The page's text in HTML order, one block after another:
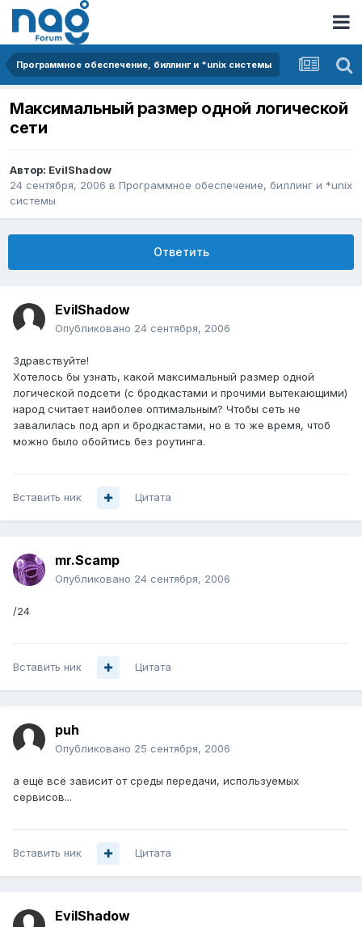
Программное обеспечение, биллинг и *unix системы
Максимальный размер одной логической
сети
Автор: EvilShadow
24 сентября, 2006 в Программное обеспечение, биллинг и *unix
системы
Ответить
EvilShadow
Опубликовано 24 сентября, 2006
Здравствуйте!
Хотелось бы узнать, какой максимальный размер одной
логической подсети (с бродкастами и прочими вытекающими)
народ считает наиболее оптимальным? Чтобы сеть не
завалилась под арп и бродкастами, но в то же время, чтоб
можно было обойтись без роутинга.
Вставить ник Цитата
mr.Scamp
Опубликовано 24 сентября, 2006
/24
Вставить ник Цитата
puh
Опубликовано 25 сентября, 2006
а ещё всё зависит от среды передачи, используемых
сервисов...
Вставить ник Цитата
EvilShadow